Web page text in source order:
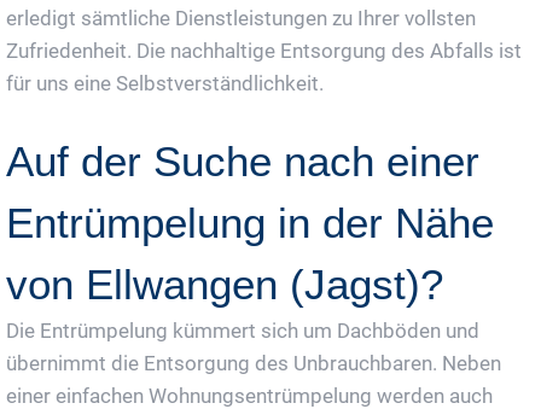
erledigt sämtliche Dienstleistungen zu Ihrer vollsten
Zufriedenheit. Die nachhaltige Entsorgung des Abfalls ist
für uns eine Selbstverständlichkeit.
Auf der Suche nach einer
Entrümpelung in der Nähe
von Ellwangen (Jagst)?
Die Entrümpelung kümmert sich um Dachböden und
übernimmt die Entsorgung des Unbrauchbaren. Neben
einer einfachen Wohnungsentrümpelung werden auch